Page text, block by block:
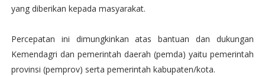
yang diberikan kepada masyarakat.
Percepatan ini dimungkinkan atas bantuan dan dukungan
Kemendagri dan pemerintah daerah (pemda) yaitu pemerintah
provinsi (pemprov) serta pemerintah kabupaten/kota.